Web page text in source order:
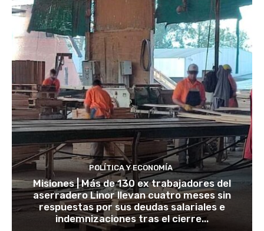
POLÍTICA Y ECONOMÍA
Misiones | Más de 130 ex trabajadores del
aserradero Linor llevan cuatro meses sin
respuestas por sus deudas salariales e
indemnizaciones tras el cierre...